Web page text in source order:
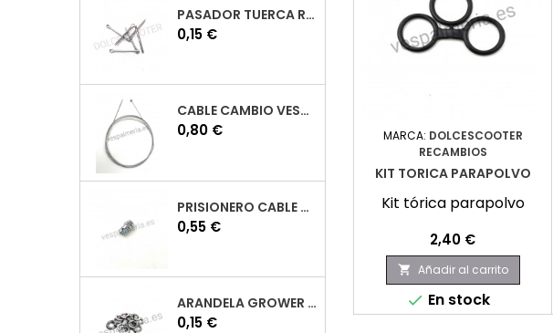
PASADOR TUERCA RUEDA VESPA
Precio
0,15 €
CABLE CAMBIO VESPA
Precio
0,80 €
PRISIONERO CABLE CAMBIO VESPA
Precio
0,55 €
ARANDELA GROWER M7 INOX VESPA
Precio
0,15 €
MARCA: DOLCESCOOTER
RECAMBIOS
KIT TORICA PARAPOLVO
Kit tórica parapolvo
Precio
2,40 €
 Añadir al carrito
 En stock